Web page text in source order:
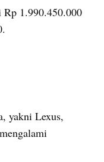
1.990.450.000
yakni Lexus,